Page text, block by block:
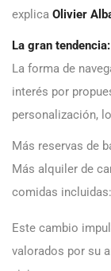
explica Olivier
La gran
La forma de
interés por
personalización,
Más reservas de
Más alquiler de
comidas
Este cambio
valorados por su